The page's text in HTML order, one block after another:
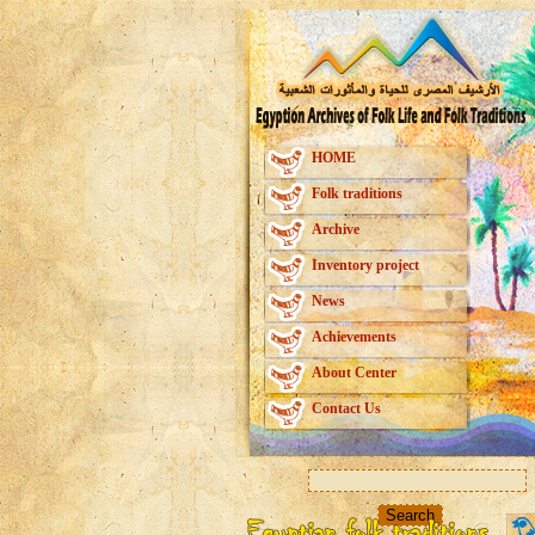
HOME
Folk traditions
Archive
Inventory project
News
Achievements
About Center
Contact Us